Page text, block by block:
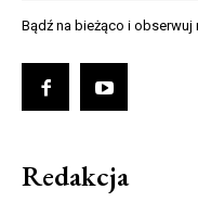
Bądź na bieżąco i obserwuj
Redakcja